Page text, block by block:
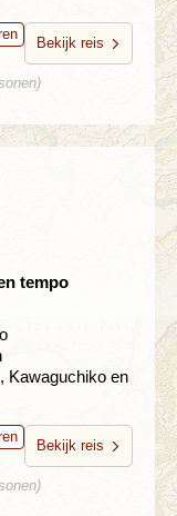
Bekijk reis
tempo
Kawaguchiko en
Bekijk reis